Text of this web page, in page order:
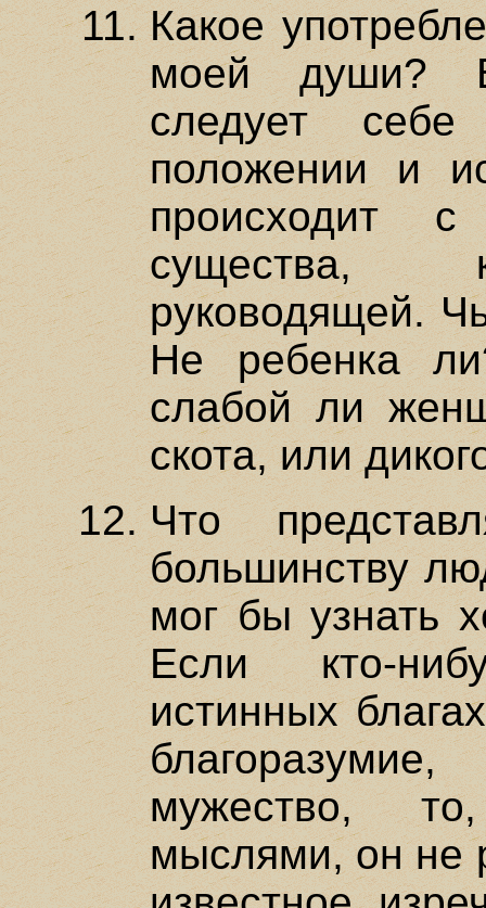
Какое
моей души?
следует
положении и
происходит
существа,
руководящей.
Не ребенка
слабой ли
скота, или
Что
большинству
мог бы узнать
Если кто-
истинных
мужество,
мыслями, он не